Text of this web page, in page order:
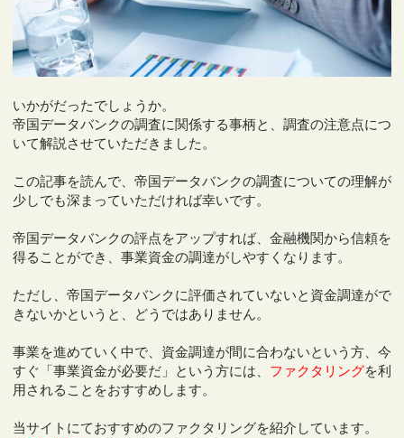
いかがだったでしょうか。
帝国データバンクの調査に関係する事柄と、調査の注意点につ
いて解説させていただきました。
この記事を読んで、帝国データバンクの調査についての理解が
少しでも深まっていただければ幸いです。
帝国データバンクの評点をアップすれば、金融機関から信頼を
得ることができ、事業資金の調達がしやすくなります。
ただし、帝国データバンクに評価されていないと資金調達がで
きないかというと、どうではありません。
事業を進めていく中で、資金調達が間に合わないという方、今
すぐ「事業資金が必要だ」という方には、 ファクタリングを利
用されることをおすすめします。
当サイトにておすすめのファクタリングを紹介しています。